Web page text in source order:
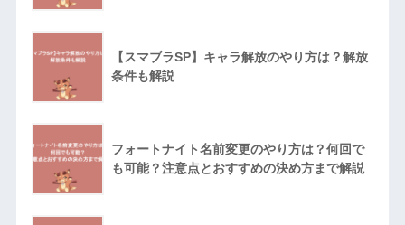
【スマブラSP】キャラ解放のやり方は？解放
条件も解説
フォートナイト名前変更のやり方は？何回で
も可能？注意点とおすすめの決め方まで解説